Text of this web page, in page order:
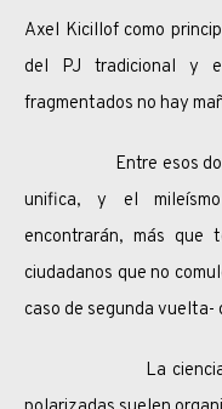
Axel Kicillof como
del PJ tradicional y
fragmentados no hay
Entre esos dos
unifica, y el
encontrarán, más que
ciudadanos que no
caso de segunda vuelta-
La ciencia